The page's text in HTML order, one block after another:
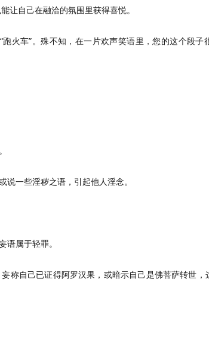
让自己在融洽的氛围里获得喜悦。
火车”。殊不知，在一片欢声笑语里，您的这个段子
一些淫秽之语，引起他人淫念。
语属于轻罪。
称自己已证得阿罗汉果，或暗示自己是佛菩萨转世